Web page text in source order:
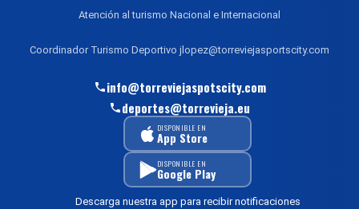
Atención al turismo Nacional e Internacional
Coordinador Turismo Deportivo jlopez@torreviejasportscity.com
info@torreviejaspotscity.com
deportes@torrevieja.eu
DISPONIBLE EN
App Store
DISPONIBLE EN
Google Play
Descarga nuestra app para recibir notificaciones